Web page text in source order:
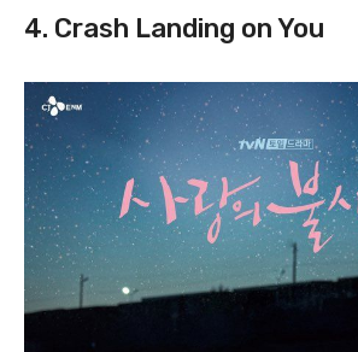
4. Crash Landing on You